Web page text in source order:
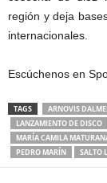
región y deja
internacionales.
Escúchenos en
TAGS ARNOVIS
LANZAMIENTO DE DISCO
MARÍA CAMILA
PEDRO MARÍN
SALTO